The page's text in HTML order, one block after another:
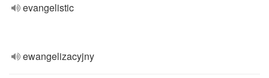
evangelistic
ewangelizacyjny